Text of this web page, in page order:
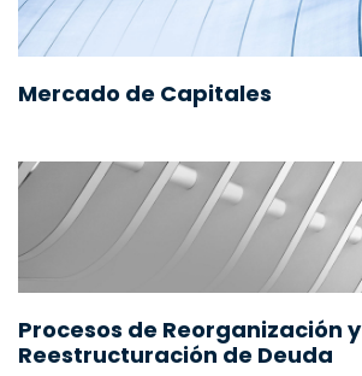
Mercado de Capitales
Procesos de Reorganización y
Reestructuración de Deuda